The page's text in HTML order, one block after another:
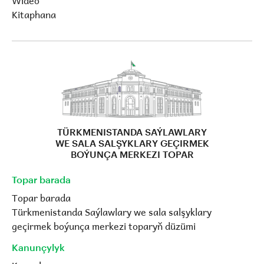
Kitaphana
TÜRKMENISTANDA SAÝLAWLARY
WE SALA SALŞYKLARY GEÇIRMEK
BOÝUNÇA MERKEZI TOPAR
Topar barada
Topar barada
Türkmenistanda Saýlawlary we sala salşyklary
geçirmek boýunça merkezi toparyň düzümi
Kanunçylyk